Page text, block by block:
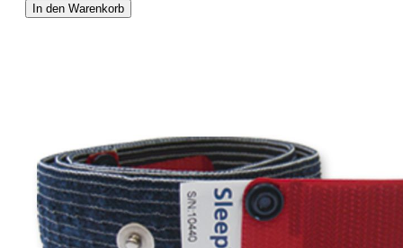
In den Warenkorb